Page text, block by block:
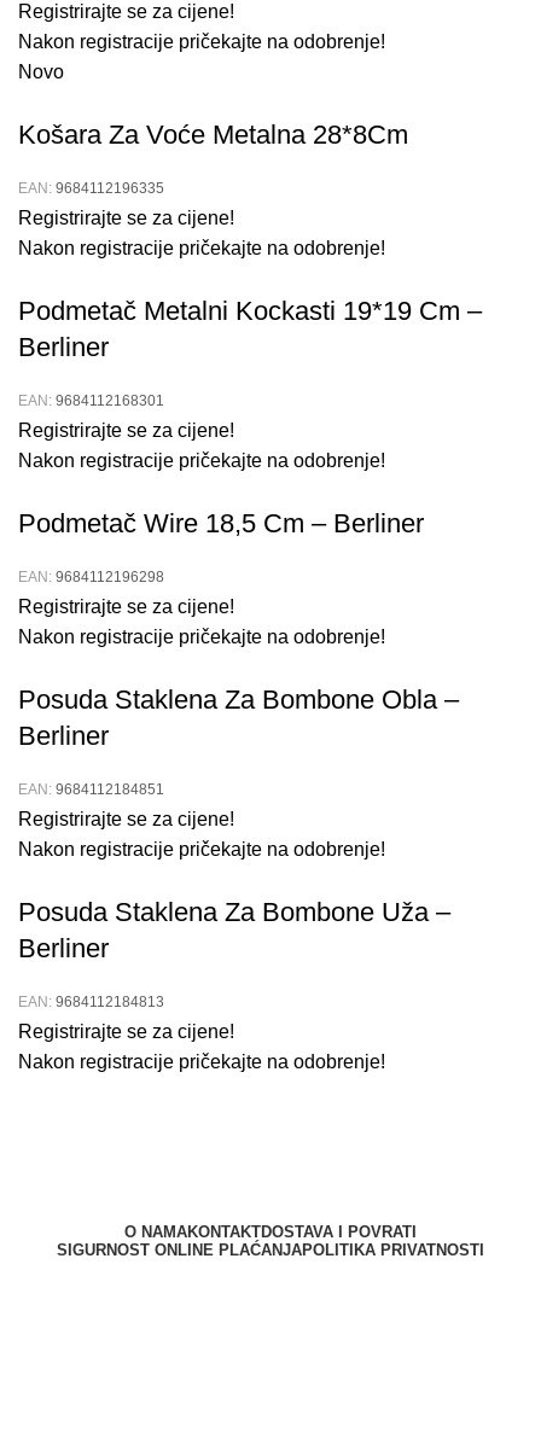
Registrirajte se za cijene!
Nakon registracije pričekajte na odobrenje!
Novo
Košara Za Voće Metalna 28*8Cm
EAN: 9684112196335
Registrirajte se za cijene!
Nakon registracije pričekajte na odobrenje!
Podmetač Metalni Kockasti 19*19 Cm –
Berliner
EAN: 9684112168301
Registrirajte se za cijene!
Nakon registracije pričekajte na odobrenje!
Podmetač Wire 18,5 Cm – Berliner
EAN: 9684112196298
Registrirajte se za cijene!
Nakon registracije pričekajte na odobrenje!
Posuda Staklena Za Bombone Obla –
Berliner
EAN: 9684112184851
Registrirajte se za cijene!
Nakon registracije pričekajte na odobrenje!
Posuda Staklena Za Bombone Uža –
Berliner
EAN: 9684112184813
Registrirajte se za cijene!
Nakon registracije pričekajte na odobrenje!
O NAMAKONTAKTDOSTAVA I POVRATI
SIGURNOST ONLINE PLAĆANJAPOLITIKA PRIVATNOSTI